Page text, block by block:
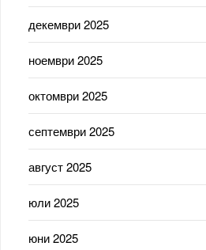
декември 2025
ноември 2025
октомври 2025
септември 2025
август 2025
юли 2025
юни 2025